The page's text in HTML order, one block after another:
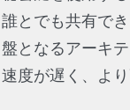
誰とでも共有で
盤となるアーキ
速度が遅く、よ